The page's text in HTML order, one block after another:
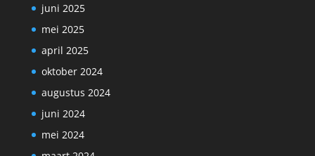
juni 2025
mei 2025
april 2025
oktober 2024
augustus 2024
juni 2024
mei 2024